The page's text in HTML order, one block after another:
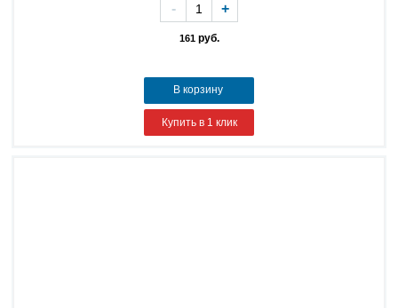
161руб.
- +
В корзину
Купить в 1 клик